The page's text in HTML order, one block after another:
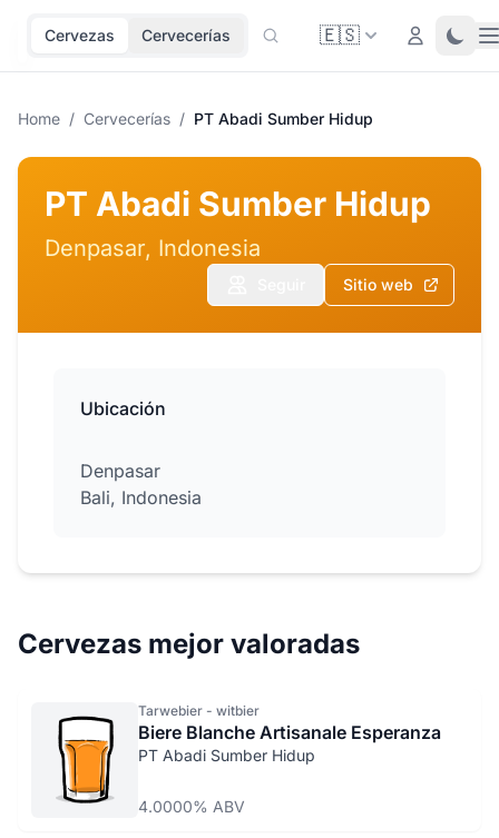
Cervezas Cervecerías 🇪🇸 Login
Home / Cervecerías / PT Abadi Sumber Hidup
PT Abadi Sumber Hidup
Denpasar, Indonesia
Sitio web
Ubicación
Denpasar
Bali, Indonesia
Cervezas mejor valoradas
Tarwebier - witbier
Biere Blanche Artisanale Esperanza
PT Abadi Sumber Hidup
4.0000% ABV